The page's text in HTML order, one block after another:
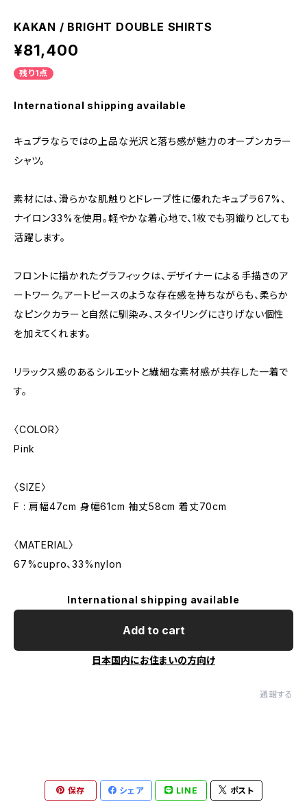
KAKAN / BRIGHT DOUBLE SHIRTS
¥81,400
残り1点
International shipping available
キュプラならではの上品な光沢と落ち感が魅力のオープンカラー
シャツ。
素材には、滑らかな肌触りとドレープ性に優れたキュプラ67%、
ナイロン33%を使用。軽やかな着心地で、1枚でも羽織りとしても
活躍します。
フロントに描かれたグラフィックは、デザイナーによる手描きのア
ートワーク。アートピースのような存在感を持ちながらも、柔らか
なピンクカラーと自然に馴染み、スタイリングにさりげない個性
を加えてくれます。
リラックス感のあるシルエットと繊細な素材感が共存した一着で
す。
〈COLOR〉
Pink
〈SIZE〉
F : 肩幅47cm 身幅61cm 袖丈58cm 着丈70cm
〈MATERIAL〉
67%cupro、33%nylon
International shipping available
Add to cart
日本国内にお住まいの方向け
通報する
保存 シェア LINE ポスト